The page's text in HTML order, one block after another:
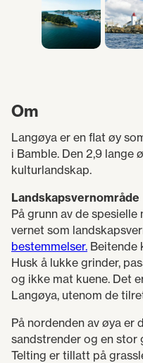
Om
Langøya er en flat øy
i Bamble. Den 2,9 lange
kulturlandskap.
Landskapsvernområde
På grunn av de
vernet som
bestemmelser. Beitende
Husk å lukke grinder,
og ikke mat kuene. Det
Langøya, utenom de
På nordenden av øya er
sandstrender og en stor
Telting er tillatt på